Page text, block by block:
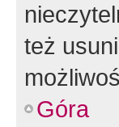
też
Góra